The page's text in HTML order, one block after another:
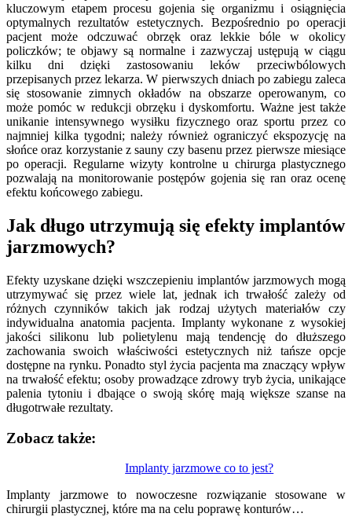
kluczowym etapem procesu gojenia się organizmu i osiągnięcia
optymalnych rezultatów estetycznych. Bezpośrednio po operacji
pacjent może odczuwać obrzęk oraz lekkie bóle w okolicy
policzków; te objawy są normalne i zazwyczaj ustępują w ciągu
kilku dni dzięki zastosowaniu leków przeciwbólowych
przepisanych przez lekarza. W pierwszych dniach po zabiegu zaleca
się stosowanie zimnych okładów na obszarze operowanym, co
może pomóc w redukcji obrzęku i dyskomfortu. Ważne jest także
unikanie intensywnego wysiłku fizycznego oraz sportu przez co
najmniej kilka tygodni; należy również ograniczyć ekspozycję na
słońce oraz korzystanie z sauny czy basenu przez pierwsze miesiące
po operacji. Regularne wizyty kontrolne u chirurga plastycznego
pozwalają na monitorowanie postępów gojenia się ran oraz ocenę
efektu końcowego zabiegu.
Jak długo utrzymują się efekty implantów
jarzmowych?
Efekty uzyskane dzięki wszczepieniu implantów jarzmowych mogą
utrzymywać się przez wiele lat, jednak ich trwałość zależy od
różnych czynników takich jak rodzaj użytych materiałów czy
indywidualna anatomia pacjenta. Implanty wykonane z wysokiej
jakości silikonu lub polietylenu mają tendencję do dłuższego
zachowania swoich właściwości estetycznych niż tańsze opcje
dostępne na rynku. Ponadto styl życia pacjenta ma znaczący wpływ
na trwałość efektu; osoby prowadzące zdrowy tryb życia, unikające
palenia tytoniu i dbające o swoją skórę mają większe szanse na
długotrwałe rezultaty.
Zobacz także:
Implanty jarzmowe co to jest?
Implanty jarzmowe to nowoczesne rozwiązanie stosowane w
chirurgii plastycznej, które ma na celu poprawę konturów…
wpisu